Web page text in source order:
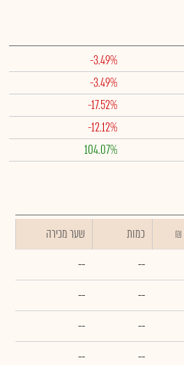
-3.49%
-3.49%
-17.52%
-12.12%
104.07%
כמות
שער מכירה
--
--
--
--
--
--
--
--